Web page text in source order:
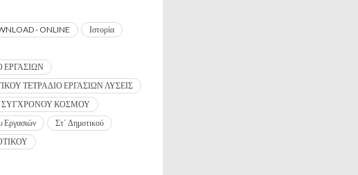
- ONLINE
Ιστορία
ΕΡΓΑΣΙΩΝ
ΤΕΤΡΑΔΙΟ ΕΡΓΑΣΙΩΝ ΛΥΣΕΙΣ
ΣΥΓΧΡΟΝΟΥ ΚΟΣΜΟΥ
Εργασιών
Στ΄ Δημοτικού